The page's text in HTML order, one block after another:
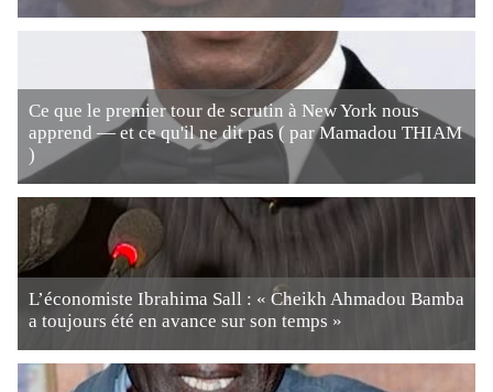
Ce que le premier tour de scrutin à New York nous
apprend — et ce qu'il ne dit pas ( par Mamadou THIAM
)
L’économiste Ibrahima Sall : « Cheikh Ahmadou Bamba
a toujours été en avance sur son temps »